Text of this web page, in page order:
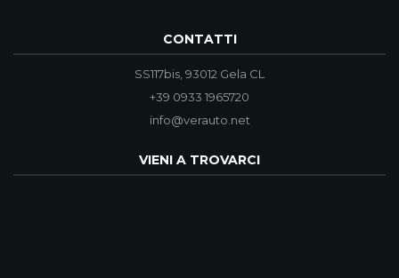
CONTATTI
SS117bis, 93012 Gela CL
+39 0933 1965720
info@verauto.net
VIENI A TROVARCI